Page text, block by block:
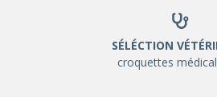
SÉLÉCTION
croquettes